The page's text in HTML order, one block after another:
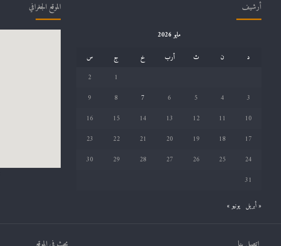
أرشيف
مايو 2026
د
ن ث أرب خ ج
س
1
2
3
4
5
6
7
8
9
10
11
12
13
14
15
16
17
18
19
20
21
22
23
24
25
26
27
28
29
30
31
« أبريل يونيو »
الموقع الجغرافي